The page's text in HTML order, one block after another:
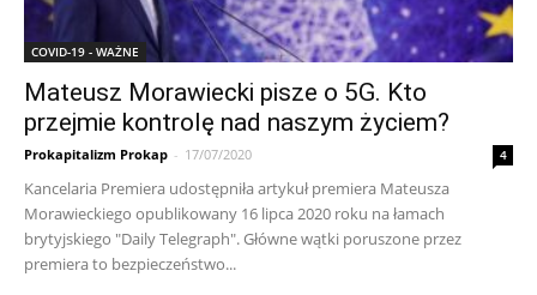
COVID-19 - WAŻNE
Mateusz Morawiecki pisze o 5G. Kto
przejmie kontrolę nad naszym życiem?
Prokapitalizm Prokap - 17/07/2020 4
Kancelaria Premiera udostępniła artykuł premiera Mateusza
Morawieckiego opublikowany 16 lipca 2020 roku na łamach
brytyjskiego "Daily Telegraph". Główne wątki poruszone przez
premiera to bezpieczeństwo...